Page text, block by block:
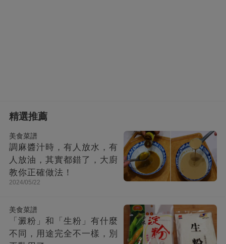
精選推薦
美食菜譜
調麻醬汁時，有人放水，有
人放油，其實都錯了，大廚
教你正確做法！
2024/05/22
美食菜譜
「澱粉」和「生粉」有什麼
不同，用途完全不一樣，別